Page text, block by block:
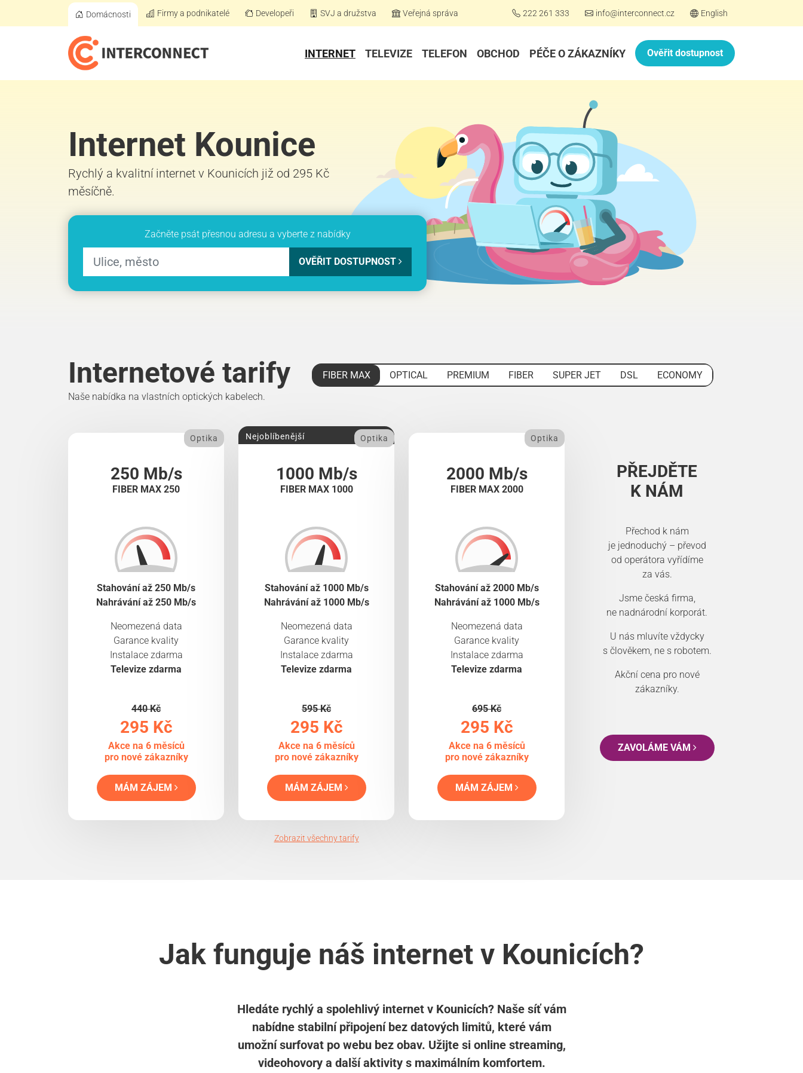
Domácnosti Firmy a podnikatelé Developeři SVJ a družstva Veřejná správa 222 261 333 info@interconnect.cz English
INTERNET TELEVIZE TELEFON OBCHOD PÉČE O ZÁKAZNÍKY Ověřit dostupnost
Internet Kounice
Rychlý a kvalitní internet v Kounicích již od 295 Kč
měsíčně.
Začněte psát přesnou adresu a vyberte z nabídky
OVĚŘIT DOSTUPNOST
Internetové tarify FIBER MAX OPTICAL PREMIUM FIBER SUPER JET DSL
ECONOMY
Naše nabídka na vlastních optických kabelech.
250 Mb/s
FIBER MAX 250
Optika
Stahování až 250 Mb/s
Nahrávání až 250 Mb/s
Neomezená data
Garance kvality
Instalace zdarma
Televize zdarma
440 Kč
295 Kč
Akce na 6 měsíců
pro nové zákazníky
MÁM ZÁJEM
1000 Mb/s
FIBER MAX 1000
Nejoblíbenější Optika
Stahování až 1000 Mb/s
Nahrávání až 1000 Mb/s
Neomezená data
Garance kvality
Instalace zdarma
Televize zdarma
595 Kč
295 Kč
Akce na 6 měsíců
pro nové zákazníky
MÁM ZÁJEM
2000 Mb/s
FIBER MAX 2000
Optika
Stahování až 2000 Mb/s
Nahrávání až 1000 Mb/s
Neomezená data
Garance kvality
Instalace zdarma
Televize zdarma
695 Kč
295 Kč
Akce na 6 měsíců
pro nové zákazníky
MÁM ZÁJEM
PŘEJDĚTE
K NÁM
Přechod k nám
je jednoduchý – převod
od operátora vyřídíme
za vás.
Jsme česká firma,
ne nadnárodní korporát.
U nás mluvíte vždycky
s člověkem, ne s robotem.
Akční cena pro nové
zákazníky.
ZAVOLÁME VÁM
Zobrazit všechny tarify
Jak funguje náš internet v Kounicích?
Hledáte rychlý a spolehlivý internet v Kounicích? Naše síť vám
nabídne stabilní připojení bez datových limitů, které vám
umožní surfovat po webu bez obav. Užijte si online streaming,
videohovory a další aktivity s maximálním komfortem.